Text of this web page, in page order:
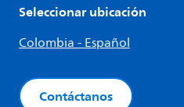
Seleccionar ubicación
Colombia - Español
Contáctanos